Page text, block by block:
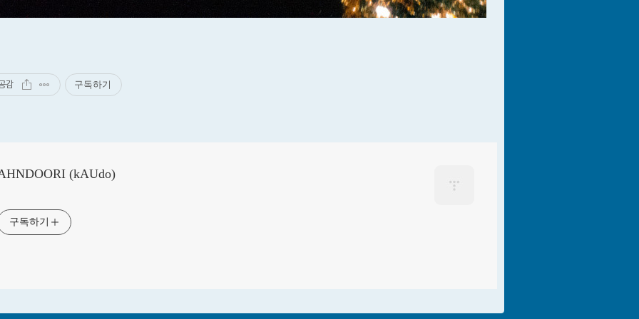
감 구독하기
(kAUdo)
구독하기